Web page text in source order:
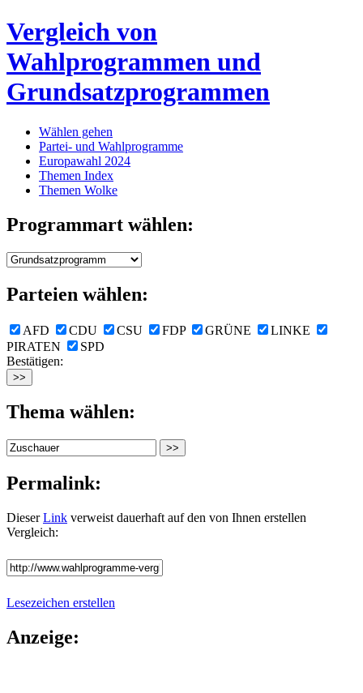
Vergleich von
Wahlprogrammen und
Grundsatzprogrammen
Wählen gehen
Partei- und Wahlprogramme
Europawahl 2024
Themen Index
Themen Wolke
Programmart wählen:
Parteien wählen:
AFD CDU CSU FDP GRÜNE
LINKE
PIRATEN
SPD
Bestätigen:
Thema wählen:
Permalink:
DieserLink verweist dauerhaft auf den von Ihnen erstellen
Vergleich:
Lesezeichen erstellen
Anzeige: